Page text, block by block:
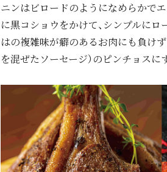
ニンはビロードのようになめらかで
に黒コショウをかけて、シンプルに
はの複雑味が癖のあるお肉にも負け
を混ぜたソーセージ）のピンチョス